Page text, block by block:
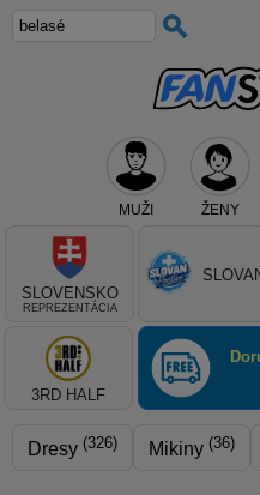
MUŽI ŽENY
Teraz vyberte
SLOVENSKO
REPREZENTÁCIA
3RD HALF
Dresy (326) Mikiny (36)